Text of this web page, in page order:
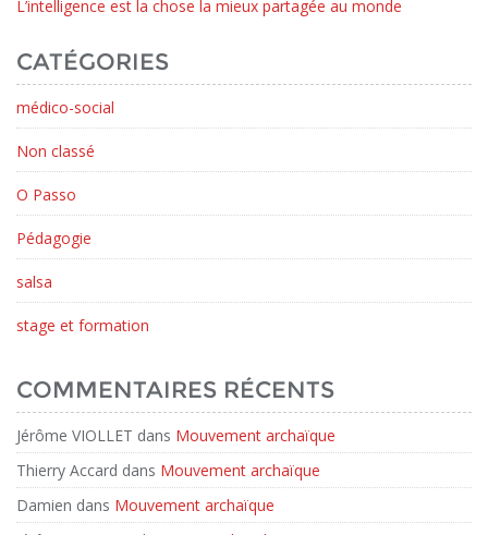
L’intelligence est la chose la mieux partagée au monde
CATÉGORIES
médico-social
Non classé
O Passo
Pédagogie
salsa
stage et formation
COMMENTAIRES RÉCENTS
Jérôme VIOLLET dans Mouvement archaïque
Thierry Accard dans Mouvement archaïque
Damien dans Mouvement archaïque